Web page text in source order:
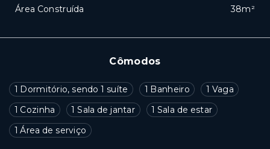
Cômodos
1 Dormitório, sendo 1 suíte 1 Banheiro
1 Vaga
1 Cozinha
1 Sala de jantar
1 Sala de estar
1 Área de serviço
Área Construída
38m²